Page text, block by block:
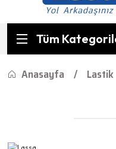
Tüm
Anasayfa Lastik